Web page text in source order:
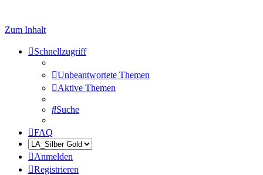
Zum Inhalt
Schnellzugriff
Unbeantwortete Themen
Aktive Themen
Suche
FAQ
Anmelden
Registrieren